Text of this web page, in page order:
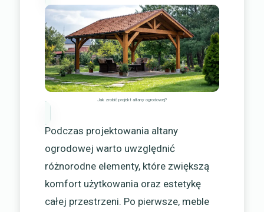
Jak zrobić projekt altany ogrodowej?
Podczas projektowania altany
ogrodowej warto uwzględnić
różnorodne elementy, które zwiększą
komfort użytkowania oraz estetykę
całej przestrzeni. Po pierwsze, meble